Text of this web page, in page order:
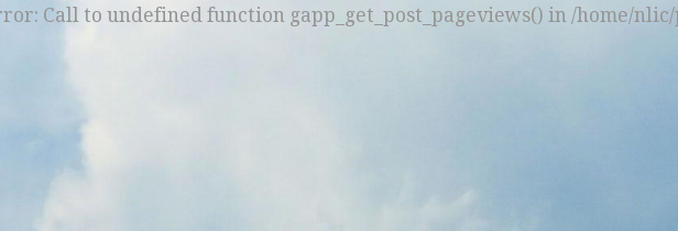
Call to undefined function gapp_get_post_pageviews() in /